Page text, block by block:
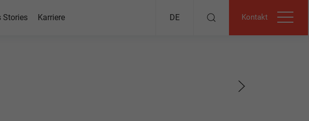
Stories Karriere DE Kontakt